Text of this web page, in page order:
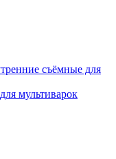
съёмные для
мультиварок